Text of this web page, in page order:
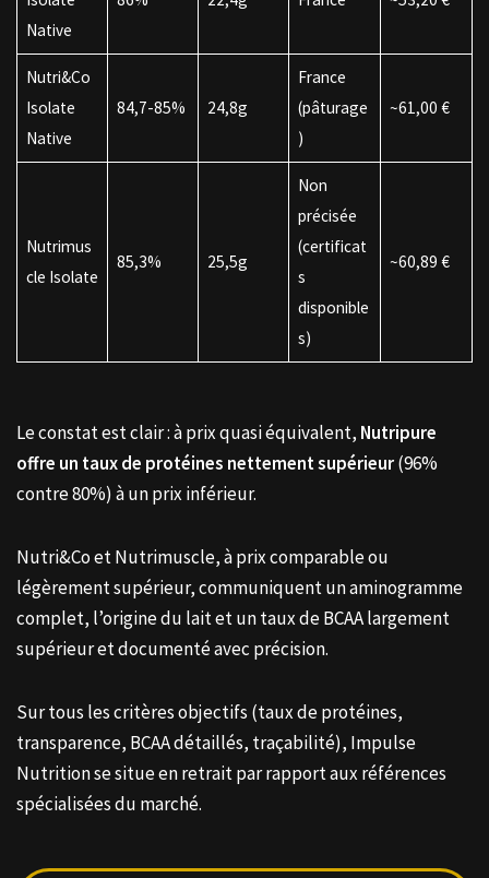
Native
Nutri&Co
Isolate
Native
84,7-85% 24,8g
France
(pâturage
)
~61,00 €
Nutrimus
cle Isolate
85,3% 25,5g
Non
précisée
(certificat
s
disponible
s)
~60,89 €
Le constat est clair : à prix quasi équivalent, Nutripure
offre un taux de protéines nettement supérieur(96%
contre 80%) à un prix inférieur.
Nutri&Co et Nutrimuscle, à prix comparable ou
légèrement supérieur, communiquent un aminogramme
complet, l’origine du lait et un taux de BCAA largement
supérieur et documenté avec précision.
Sur tous les critères objectifs (taux de protéines,
transparence, BCAA détaillés, traçabilité), Impulse
Nutrition se situe en retrait par rapport aux références
spécialisées du marché.